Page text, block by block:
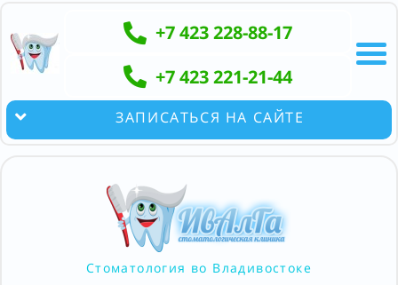
+7 423 228-88-17
+7 423 221-21-44
ЗАПИСАТЬСЯ НА САЙТЕ
Стоматология во Владивостоке